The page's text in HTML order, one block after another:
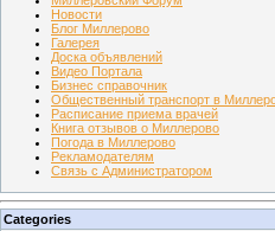
Новости
Блог Миллерово
Галерея
Доска объявлений
Видео Портала
Бизнес справочник
Общественный транспорт в
Расписание приема врачей
Книга отзывов о Миллерово
Погода в Миллерово
Рекламодателям
Связь с Администратором
Categories